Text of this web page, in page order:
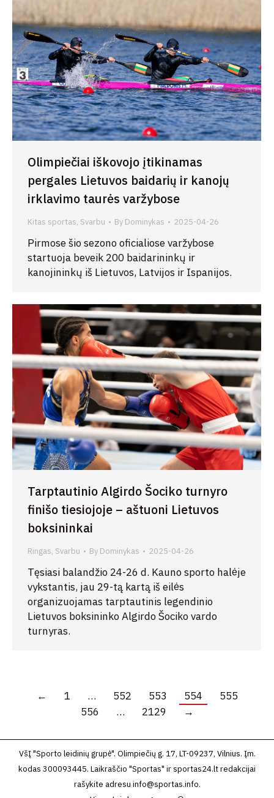
Olimpiečiai iškovojo įtikinamas
pergales Lietuvos baidarių ir kanojų
irklavimo taurės varžybose
Kitas sportas, Svarbu By Dominykas 2025-04-26
Pirmose šio sezono oficialiose varžybose
startuoja beveik 200 baidarininkų ir
kanojininkų iš Lietuvos, Latvijos ir Ispanijos.
Tarptautinio Algirdo Šociko turnyro
finišo tiesiojoje – aštuoni Lietuvos
boksininkai
Ringas, Svarbu By Dominykas 2025-04-26
Tęsiasi balandžio 24-26 d. Kauno sporto halėje
vykstantis, jau 29-tą kartą iš eilės
organizuojamas tarptautinis legendinio
Lietuvos boksininko Algirdo Šociko vardo
turnyras.
← 1 … 552 553 554
555
556
… 2129 →
VšĮ "Sporto leidinių grupė". Olimpiečių g. 17, LT-09237, Vilnius. Įm.
kodas 300093445. Laikraščio "Sportas" ir sportas24.lt redakcijai
rašykite adresu info@sportas.info.